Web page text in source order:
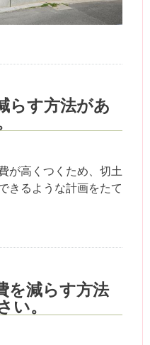
らす方法があ
が高くつくため、切土
きるような計画をたて
を減らす方法
い。